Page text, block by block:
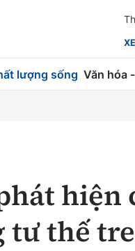
lượng sống Văn hóa
Hàng không
Đường sắt
hiện
thế